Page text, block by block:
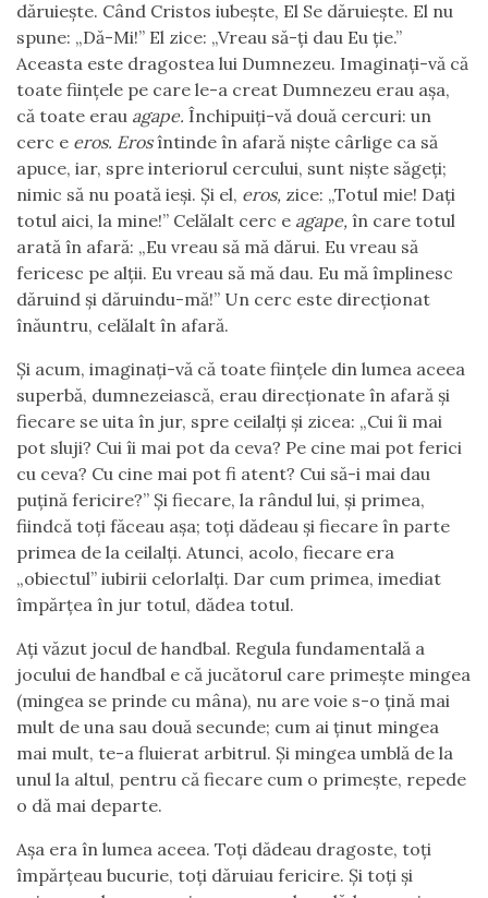
dăruiește. Când Cristos iubește, El Se dăruiește. El nu
spune: „Dă-Mi!” El zice: „Vreau să-ți dau Eu ție.”
Aceasta este dragostea lui Dumnezeu. Imaginați-vă că
toate ființele pe care le-a creat Dumnezeu erau așa,
că toate erau agape. Închipuiți-vă două cercuri: un
cerc e eros. Erosîntinde în afară niște cârlige ca să
apuce, iar, spre interiorul cercului, sunt niște săgeți;
nimic să nu poată ieși. Și el, eros, zice: „Totul mie! Dați
totul aici, la mine!” Celălalt cerc e agape, în care totul
arată în afară: „Eu vreau să mă dărui. Eu vreau să
fericesc pe alții. Eu vreau să mă dau. Eu mă împlinesc
dăruind și dăruindu-mă!” Un cerc este direcționat
înăuntru, celălalt în afară.
Și acum, imaginați-vă că toate ființele din lumea aceea
superbă, dumnezeiască, erau direcționate în afară și
fiecare se uita în jur, spre ceilalți și zicea: „Cui îi mai
pot sluji? Cui îi mai pot da ceva? Pe cine mai pot ferici
cu ceva? Cu cine mai pot fi atent? Cui să-i mai dau
puțină fericire?” Și fiecare, la rândul lui, și primea,
fiindcă toți făceau așa; toți dădeau și fiecare în parte
primea de la ceilalți. Atunci, acolo, fiecare era
„obiectul” iubirii celorlalți. Dar cum primea, imediat
împărțea în jur totul, dădea totul.
Ați văzut jocul de handbal. Regula fundamentală a
jocului de handbal e că jucătorul care primește mingea
(mingea se prinde cu mâna), nu are voie s-o țină mai
mult de una sau două secunde; cum ai ținut mingea
mai mult, te-a fluierat arbitrul. Și mingea umblă de la
unul la altul, pentru că fiecare cum o primește, repede
o dă mai departe.
Așa era în lumea aceea. Toți dădeau dragoste, toți
împărțeau bucurie, toți dăruiau fericire. Și toți și